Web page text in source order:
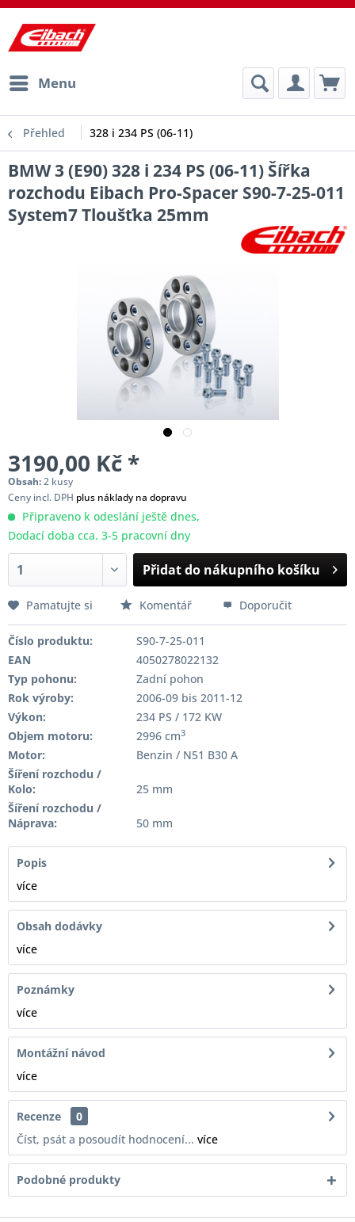
Menu
Přehled 328 i 234 PS (06-11)
BMW 3 (E90) 328 i 234 PS (06-11) Šířka
rozchodu Eibach Pro-Spacer S90-7-25-011
System7 Tloušťka 25mm
3190,00 Kč *
Obsah:2 kusy
Ceny incl. DPH plus náklady na dopravu
Připraveno k odeslání ještě dnes,
Dodací doba cca. 3-5 pracovní dny
Přidat do nákupního košíku
Pamatujte si Komentář Doporučit
Číslo produktu:
S90-7-25-011
EAN
4050278022132
Typ pohonu:
Zadní pohon
Rok výroby:
2006-09 bis 2011-12
Výkon:
234 PS / 172 KW
Objem motoru:
2996 cm3
Motor:
Benzin / N51 B30 A
Šíření rozchodu /
Kolo:
25 mm
Šíření rozchodu /
Náprava:
50 mm
Popis
více
Obsah dodávky
více
Poznámky
více
Montážní návod
více
Recenze
0
Číst, psát a posoudít hodnocení... více
Podobné produkty